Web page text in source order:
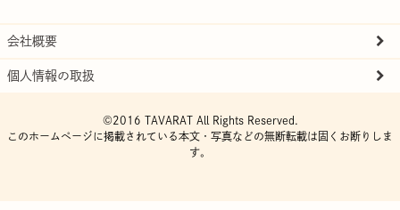
会社概要
個人情報の取扱
©2016 TAVARAT All Rights Reserved.
このホームページに掲載されている本文・写真などの無断転載は固くお断りしま
す。